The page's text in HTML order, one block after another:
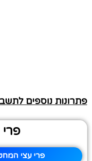
פתרונות נוספים
פרי עצי